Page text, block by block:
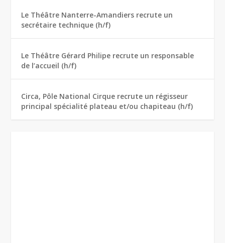
Le Théâtre Nanterre-Amandiers recrute un
secrétaire technique (h/f)
Le Théâtre Gérard Philipe recrute un responsable
de l’accueil (h/f)
Circa, Pôle National Cirque recrute un régisseur
principal spécialité plateau et/ou chapiteau (h/f)